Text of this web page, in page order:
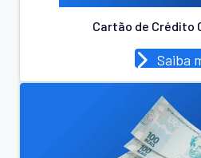
Cartão de Crédito
Saiba